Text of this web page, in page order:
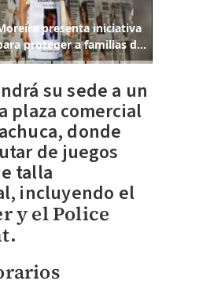
su sede a un
plaza comercial
donde
de juegos
talla
incluyendo el
y el Police
.